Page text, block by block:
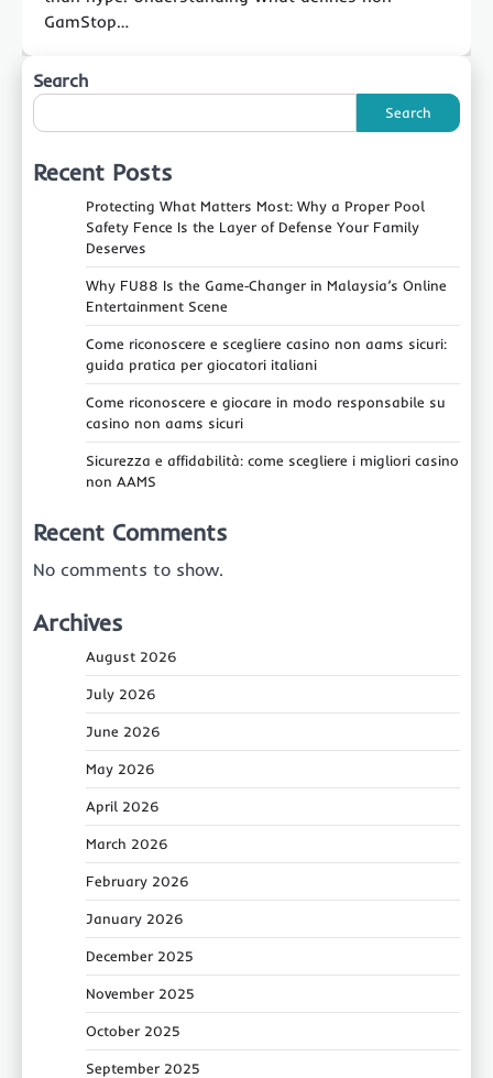
GamStop…
Search
Search
Recent Posts
Protecting What Matters Most: Why a Proper Pool
Safety Fence Is the Layer of Defense Your Family
Deserves
Why FU88 Is the Game‑Changer in Malaysia’s Online
Entertainment Scene
Come riconoscere e scegliere casino non aams sicuri:
guida pratica per giocatori italiani
Come riconoscere e giocare in modo responsabile su
casino non aams sicuri
Sicurezza e affidabilità: come scegliere i migliori casino
non AAMS
Recent Comments
No comments to show.
Archives
August 2026
July 2026
June 2026
May 2026
April 2026
March 2026
February 2026
January 2026
December 2025
November 2025
October 2025
September 2025